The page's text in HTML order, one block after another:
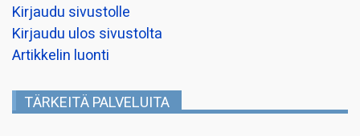
Kirjaudu sivustolle
Kirjaudu ulos sivustolta
Artikkelin luonti
TÄRKEITÄ PALVELUITA